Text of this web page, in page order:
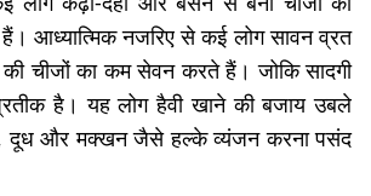
आध्यात्मिक नजरिए से कई लोग सावन व्रत
चीजों का कम सेवन करते हैं। जोकि सादगी
है। यह लोग हैवी खाने की बजाय उबले
दूध और मक्खन जैसे हल्के व्यंजन करना पसंद